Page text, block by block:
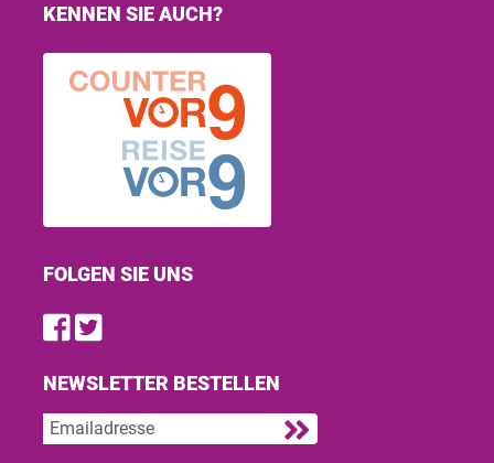
KENNEN SIE AUCH?
FOLGEN SIE UNS
Find us on Facebook
Follow us on Twitter
NEWSLETTER BESTELLEN